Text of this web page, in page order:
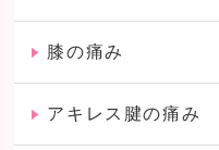
膝の痛み
アキレス腱の痛み